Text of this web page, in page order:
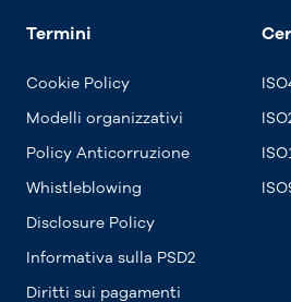
Termini
Cookie Policy
Modelli organizzativi
Policy Anticorruzione
Whistleblowing
Disclosure Policy
Informativa sulla PSD2
Diritti sui pagamenti